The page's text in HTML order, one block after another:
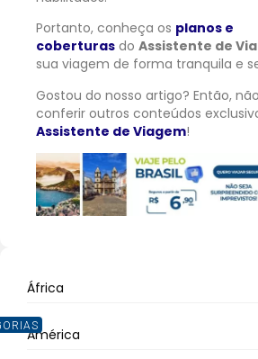
Portanto, conheça os planos e
coberturas do Assistente de
sua viagem de forma tranquila e
Gostou do nosso artigo? Então,
conferir outros conteúdos
Assistente de Viagem!
África
América